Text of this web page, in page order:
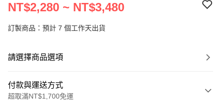
NT$2,280 ~ NT$3,480
訂製商品：預計 7 個工作天出貨
請選擇商品選項
付款與運送方式
超取滿NT$1,700免運